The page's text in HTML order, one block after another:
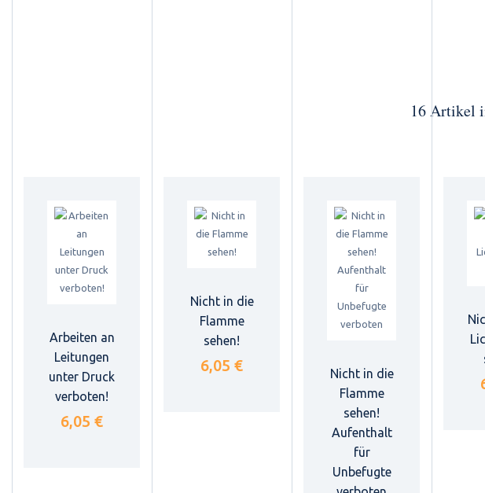
16 Artikel
Arbeiten an
Leitungen
unter Druck
verboten!
6,05 €
Nicht in die
Flamme
sehen!
6,05 €
Nicht in die
Flamme
sehen!
Aufenthalt
für
Unbefugte